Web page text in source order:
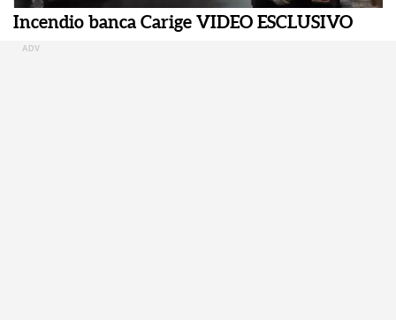
Incendio banca Carige VIDEO ESCLUSIVO